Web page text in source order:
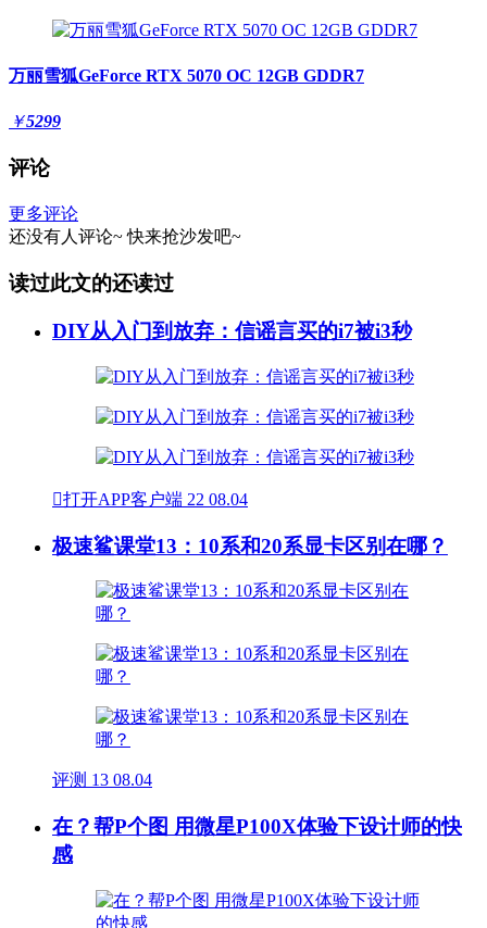
万丽雪狐GeForce RTX 5070 OC 12GB GDDR7
￥5299
评论
更多评论
还没有人评论~ 快来抢沙发吧~
读过此文的还读过
DIY从入门到放弃：信谣言买的i7被i3秒
打开APP客户端 22 08.04
极速鲨课堂13：10系和20系显卡区别在哪？
评测 13 08.04
在？帮P个图 用微星P100X体验下设计师的快
感